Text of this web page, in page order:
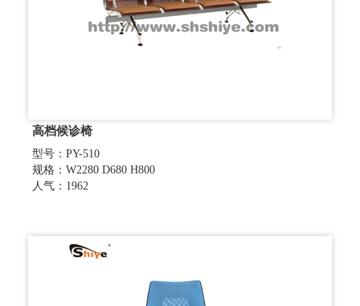
高档候诊椅
型号：PY-510
规格：W2280 D680 H800
人气：1962